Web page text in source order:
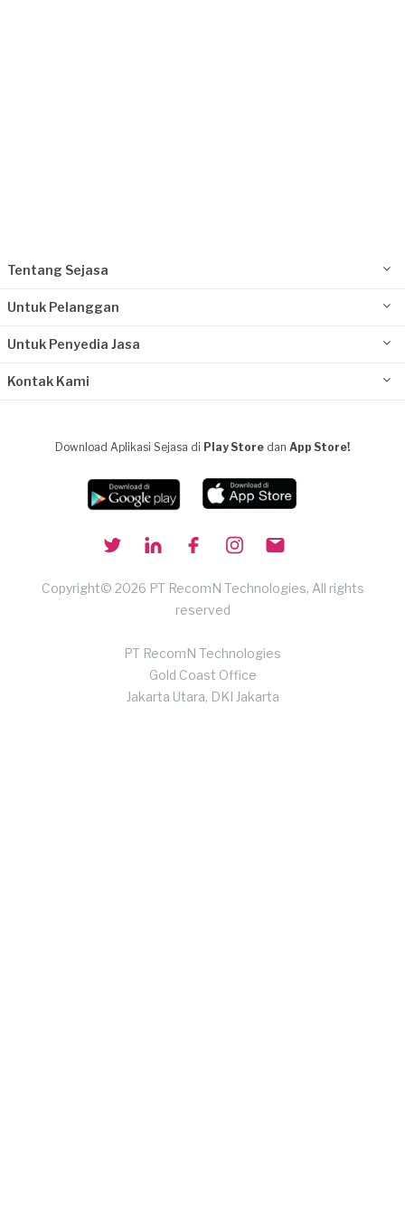
Tentang Sejasa
Untuk Pelanggan
Untuk Penyedia Jasa
Kontak Kami
Download Aplikasi Sejasa di Play Store dan App Store!
Copyright© 2026 PT RecomN Technologies, All rights
reserved
PT RecomN Technologies
Gold Coast Office
Jakarta Utara, DKI Jakarta